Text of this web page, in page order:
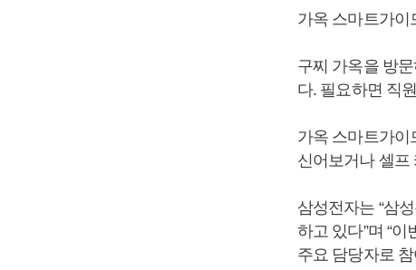
가옥 스마트가이
구찌 가옥을 방
다. 필요하면 직
가옥 스마트가이
신어보거나 셀프
삼성전자는 “삼
하고 있다”며 “
주요 담당자로